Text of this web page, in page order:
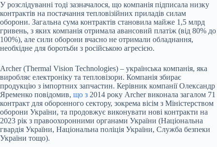
У розслідуванні тоді зазначалося, що компанія підписала низку
контрактів на постачання тепловізійних приладів силам
оборони. Загальна сума контрактів становила майже 1,5 млрд
гривень, з яких компанія отримала авансовий платіж (від 80% до
100%), але сили оборони вчасно не отримали обладнання,
необхідне для боротьби з російською агресією.
Archer (Thermal Vision Technologies) – українська компанія, яка
виробляє електроніку та тепловізори. Компанія збирає
продукцію з імпортних запчастин. Керівник компанії Олександр
Яременко повідомив, що з 2014 року Archer виконала загалом 71
контракт для оборонного сектору, зокрема вісім з Міністерством
оборони України, та продовжує виконувати нові контракти на
2023 рік з правоохоронними органами України (Національна
гвардія України, Національна поліція України, Служба безпеки
України тощо).